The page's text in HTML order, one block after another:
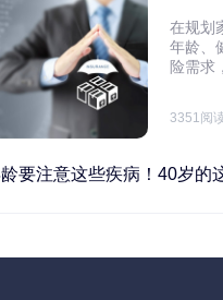
在规划
年龄、
险需求
规划家
要经济
3351阅
意这些疾病！40岁的这个疾病最需